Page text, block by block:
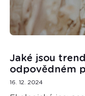
Jaké jsou
odpovědném
16. 12. 2024